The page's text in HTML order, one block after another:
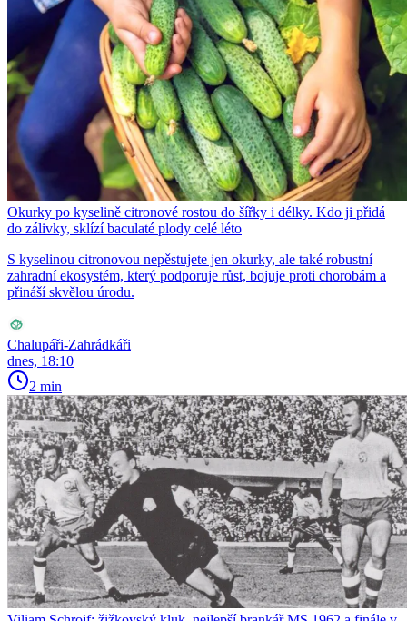
Okurky po kyselině citronové rostou do šířky i délky. Kdo ji přidá
do zálivky, sklízí baculaté plody celé léto
S kyselinou citronovou nepěstujete jen okurky, ale také robustní
zahradní ekosystém, který podporuje růst, bojuje proti chorobám a
přináší skvělou úrodu.
Chalupáři-Zahrádkáři
dnes, 18:10
2 min